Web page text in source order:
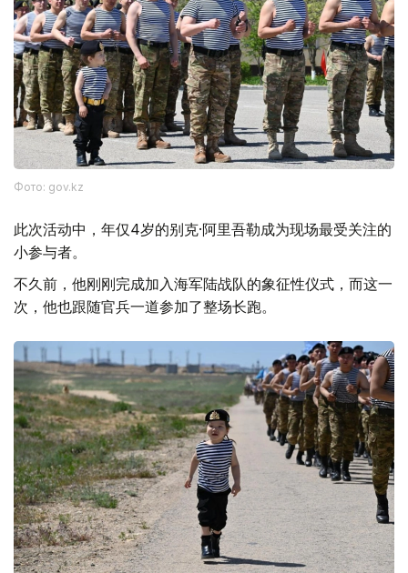
Фото: gov.kz
此次活动中，年仅4岁的别克·阿里吾勒成为现场最受关注的
小参与者。
不久前，他刚刚完成加入海军陆战队的象征性仪式，而这一
次，他也跟随官兵一道参加了整场长跑。